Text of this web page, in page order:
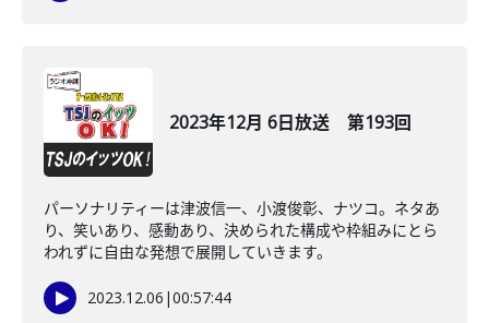
2023年12月 6日放送 第193回
パーソナリティーは津波信一、小渡俊彰、ナツコ。ネタあ
り、笑いあり、感動あり、決められた構成や枠組みにとら
われずに自由な発想で展開していきます。
2023.12.06 |00:57:44